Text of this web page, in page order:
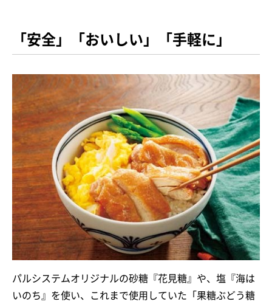
「安全」「おいしい」「手軽に」
パルシステムオリジナルの砂糖『花見糖』や、塩『海は
いのち』を使い、これまで使用していた「果糖ぶどう糖